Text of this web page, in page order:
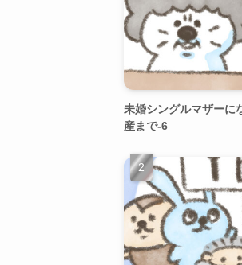
未婚シングルマザーに
産まで-6